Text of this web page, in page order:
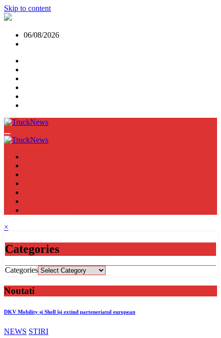
Skip to content
06/08/2026
×
Categories
Categories
Noutati
DKV Mobility și Shell își extind parteneriatul european
NEWS STIRI